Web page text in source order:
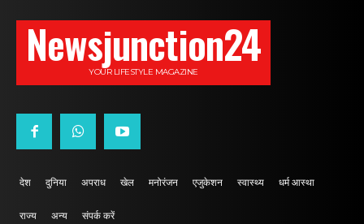
Newsjunction24
YOUR LIFESTYLE MAGAZINE
देश दुनिया अपराध खेल मनोरंजन एजुकेशन स्वास्थ्य धर्म आस्था
राज्य अन्य संपर्क करें